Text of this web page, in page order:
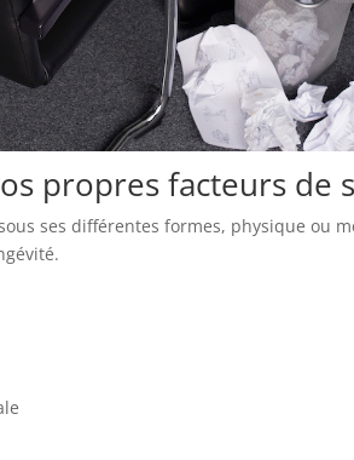
propres facteurs de
ses différentes formes, physique ou